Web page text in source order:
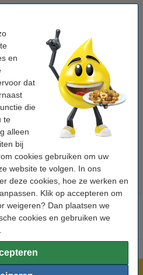
en
dat
die
te
alleen
bij
cookies gebruiken om uw
website te volgen. In ons
deze cookies, hoe ze werken en
Klik op accepteren om
weigeren? Dan plaatsen we
cookies en gebruiken we
Aanbieding: 10x 123inkt
cursusblok A4 gelijnd 70 g/m²
100 vellen
€ 26,55 Incl. 21% btw